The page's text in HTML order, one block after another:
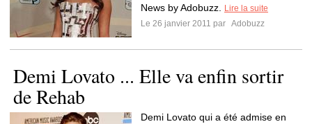
News by Adobuzz.
Lire la suite
Le 26 janvier 2011 par Adobuzz
Demi Lovato ... Elle va enfin sortir
de Rehab
Demi Lovato qui a été admise en